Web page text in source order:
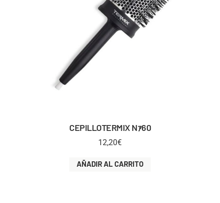
CEPILLOTERMIX Nｧ60
12,20€
AÑADIR AL CARRITO